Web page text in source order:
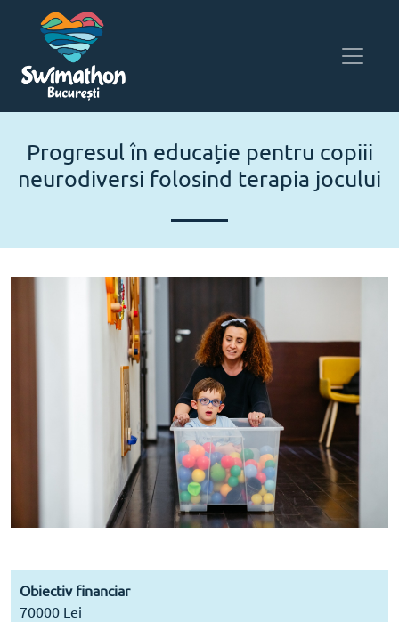
Progresul în educație pentru copiii
neurodiversi folosind terapia jocului
Obiectiv financiar
70000 Lei